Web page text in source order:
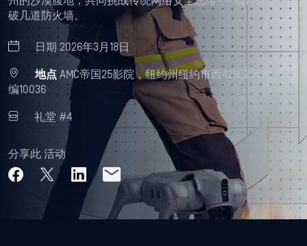
破几道防火墙。
日期 2026年3月18日
地点AMC帝国25影院，纽约州纽约市西42街234号，邮
编10036
礼堂#4
分享此 活动